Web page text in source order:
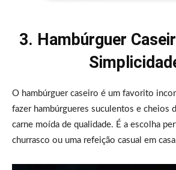
3. Hambúrguer
O hambúrguer caseiro é um favorito
fazer hambúrgueres suculentos e cheios
carne moída de qualidade. É a escolha
churrasco ou uma refeição casual em